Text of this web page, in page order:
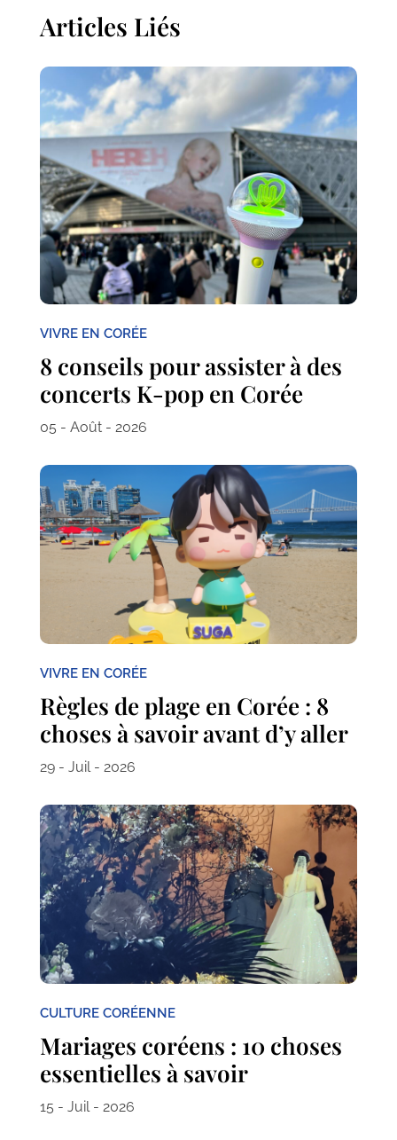
Articles Liés
VIVRE EN CORÉE
8 conseils pour assister à des
concerts K-pop en Corée
05 - Août - 2026
VIVRE EN CORÉE
Règles de plage en Corée : 8
choses à savoir avant d’y aller
29 - Juil - 2026
CULTURE CORÉENNE
Mariages coréens : 10 choses
essentielles à savoir
15 - Juil - 2026